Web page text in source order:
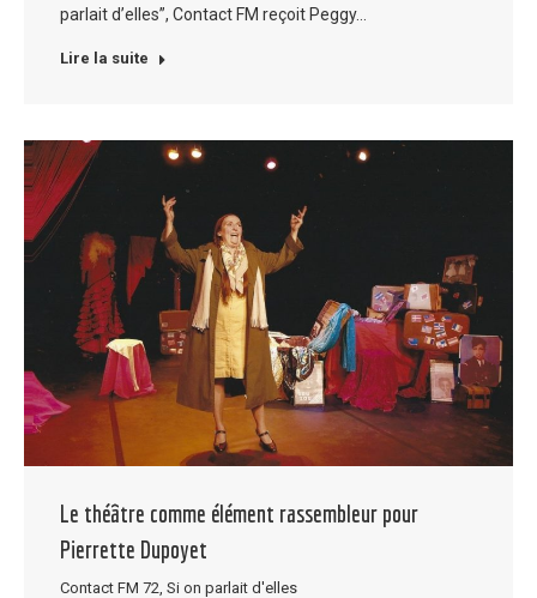
parlait d’elles”, Contact FM reçoit Peggy…
Lire la suite
Le théâtre comme élément rassembleur pour
Pierrette Dupoyet
Contact FM 72 Si on parlait d'elles